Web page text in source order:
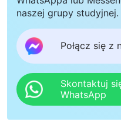
naszej grupy
Połącz się z
Skontaktuj
WhatsApp